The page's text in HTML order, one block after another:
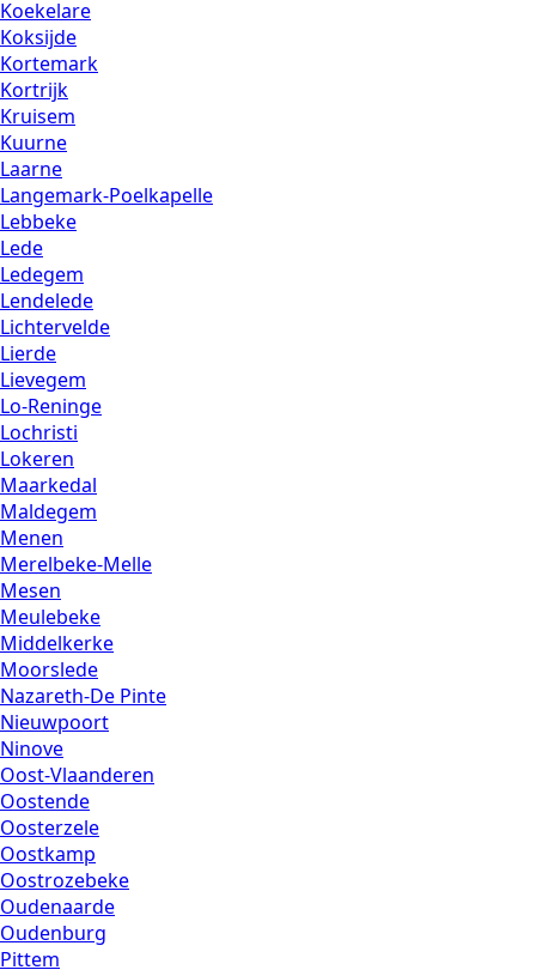
Koekelare
Koksijde
Kortemark
Kortrijk
Kruisem
Kuurne
Laarne
Langemark-Poelkapelle
Lebbeke
Lede
Ledegem
Lendelede
Lichtervelde
Lierde
Lievegem
Lo-Reninge
Lochristi
Lokeren
Maarkedal
Maldegem
Menen
Merelbeke-Melle
Mesen
Meulebeke
Middelkerke
Moorslede
Nazareth-De Pinte
Nieuwpoort
Ninove
Oost-Vlaanderen
Oostende
Oosterzele
Oostkamp
Oostrozebeke
Oudenaarde
Oudenburg
Pittem